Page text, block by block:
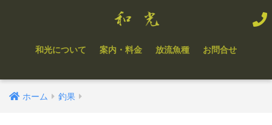
和光について 案内・料金 放流魚種 お問合せ
ホーム 釣果